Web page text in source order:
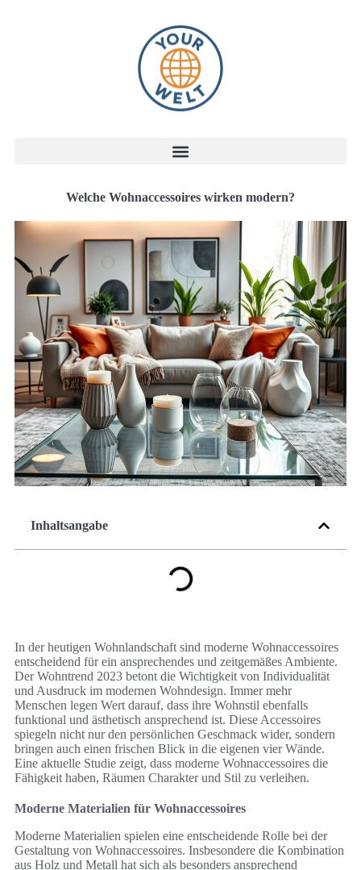
Welche Wohnaccessoires wirken modern?
Inhaltsangabe
In der heutigen Wohnlandschaft sind moderne Wohnaccessoires
entscheidend für ein ansprechendes und zeitgemäßes Ambiente.
Der Wohntrend 2023 betont die Wichtigkeit von Individualität
und Ausdruck im modernen Wohndesign. Immer mehr
Menschen legen Wert darauf, dass ihre Wohnstil ebenfalls
funktional und ästhetisch ansprechend ist. Diese Accessoires
spiegeln nicht nur den persönlichen Geschmack wider, sondern
bringen auch einen frischen Blick in die eigenen vier Wände.
Eine aktuelle Studie zeigt, dass moderne Wohnaccessoires die
Fähigkeit haben, Räumen Charakter und Stil zu verleihen.
Moderne Materialien für Wohnaccessoires
Moderne Materialien spielen eine entscheidende Rolle bei der
Gestaltung von Wohnaccessoires. Insbesondere die Kombination
aus Holz und Metall hat sich als besonders ansprechend